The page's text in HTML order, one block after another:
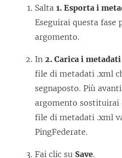
Salta 1. Esporta i
Eseguirai questa fase
argomento.
In 2. Carica i
file di metadati .xml
segnaposto. Più
argomento sostituirai
file di metadati .xml
PingFederate.
Fai clic su Save.